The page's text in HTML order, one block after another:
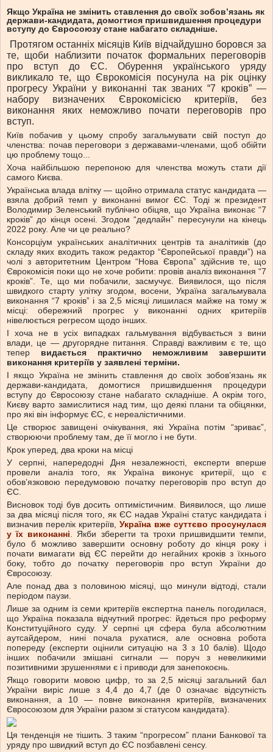
Якщо Україна не змінить ставлення до своїх зобов’язань як
держави-кандидата, домогтися пришвидшення процедури
вступу до Євросоюзу стане набагато складніше.
Протягом останніх місяців Київ відчайдушно боровся за
те, щоби наблизити початок формальних переговорів
про вступ до ЄС. Обурення українського уряду
викликало те, що Єврокомісія посунула на рік оцінку
прогресу України у виконанні так званих “7 кроків” —
набору визначених Єврокомісією критеріїв, без
виконання яких неможливо почати переговорів про
вступ.
Київ побачив у цьому спробу загальмувати свій поступ до
членства: почав переговори з державами-членами, щоб обійти
цю проблему тощо...
Хоча найбільшою перепоною для членства можуть стати дії
самого Києва.
Українська влада влітку — щойно отримала статус кандидата —
взяла добрий темп у виконанні вимог ЄС. Тоді ж президент
Володимир Зеленський публічно обіцяв, що Україна виконає “7
кроків” до кінця осені. Згодом “дедлайн” пересунули на кінець
2022 року. Але чи це реально?
Консорціум українських аналітичних центрів та аналітиків (до
складу яких входить також редактор “Європейської правди”) на
чолі з авторитетним Центром “Нова Європа” здійснив те, що
Єврокомісія поки що не хоче робити: провів аналіз виконання “7
кроків”. Те, що ми побачили, засмучує. Виявилося, що після
швидкого старту улітку згодом, восени, Україна загальмувала
виконання “7 кроків” і за 2,5 місяці лишилася майже на тому ж
місці: обережний прогрес у виконанні одних критеріїв
нівелюється регресом щодо інших.
І хоча не в усіх випадках гальмування відбувається з вини
влади, це — другорядне питання. Справді важливим є те, що
тепер видається практично неможливим завершити
виконання критеріїв у заявлені терміни.
І якщо Україна не змінить ставлення до своїх зобов’язань як
держави-кандидата, домогтися пришвидшення процедури
вступу до Євросоюзу стане набагато складніше. А окрім того,
Києву варто замислитися над тим, що деякі плани та обіцянки,
про які він інформує ЄС, є нереалістичними.
Це створює завищені очікування, які Україна потім “зриває”,
створюючи проблему там, де її могло і не бути.
Крок уперед, два кроки на місці
У серпні, напередодні Дня незалежності, експерти вперше
провели аналіз того, як Україна виконує критерії, що є
обов’язковою передумовою початку переговорів про вступ до
ЄС.
Висновок тоді був досить оптимістичним. Виявилося, що лише
за два місяці після того, як ЄС надав Україні статус кандидата і
визначив перелік критеріїв, Україна вже суттєво просунулася
у їх виконанні. Якби зберегти та трохи пришвидшити темпи,
було б можливо завершити основну роботу до кінця року і
почати вимагати від ЄС перейти до негайних кроків з їхнього
боку, тобто до початку переговорів про вступ України до
Євросоюзу.
Але понад два з половиною місяці, що минули відтоді, стали
періодом паузи.
Лише за одним із семи критеріїв експертна панель погодилася,
що Україна показала відчутний прогрес: йдеться про реформу
Конституційного суду. У серпні ця сфера була абсолютним
аутсайдером, нині почала рухатися, але основна робота
попереду (експерти оцінили ситуацію на 3 з 10 балів). Щодо
інших побачили змішані сигнали — поруч з невеликими
позитивними зрушеннями є і приводи для занепокоєнь.
Якщо говорити мовою цифр, то за 2,5 місяці загальний бал
України виріс лише з 4,4 до 4,7 (де 0 означає відсутність
виконання, а 10 — повне виконання критеріїв, визначених
Євросоюзом для України разом зі статусом кандидата).
Ця тенденція не тішить. З таким “прогресом” плани Банкової та
уряду про швидкий вступ до ЄС позбавлені сенсу.